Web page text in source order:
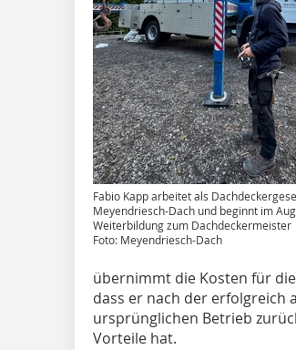
Fabio Kapp arbeitet als
Meyendriesch-Dach und beginnt im
Weiterbildung zum Dachdeckermeister
Foto: Meyendriesch-Dach
übernimmt die Kosten für
dass er nach der erfolgreich
ursprünglichen Betrieb
Vorteile hat.